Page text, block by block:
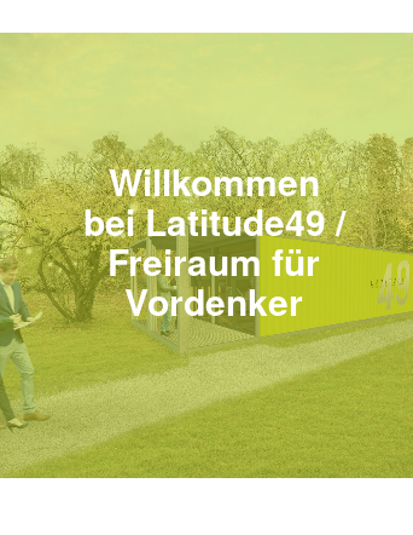
Willkommen
bei Latitude49 /
Freiraum für
Vordenker